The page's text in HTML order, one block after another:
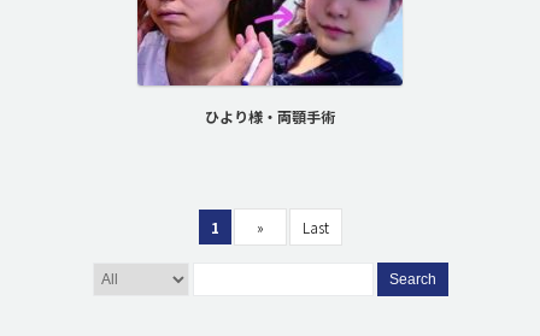
ひより様・両顎手術
1 » Last
Search